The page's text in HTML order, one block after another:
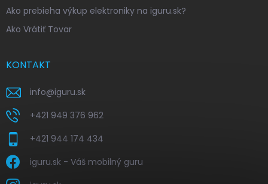
Ako prebieha výkup elektroniky na iguru.sk?
Ako Vrátiť Tovar
KONTAKT
info@iguru.sk
+421 949 376 962
+421 944 174 434
iguru.sk - Váš mobilný guru